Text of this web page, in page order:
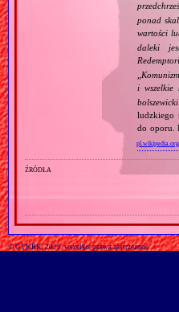
ponad
wartości
daleki
i wszelkie
ludzkiego
do oporu.
pl.wikipedia.org
źródła
© GTKRK, 2025, wszelkie prawa zastrzeżone